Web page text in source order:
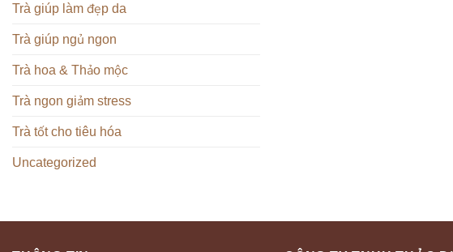
Trà giúp làm đẹp da
Trà giúp ngủ ngon
Trà hoa & Thảo mộc
Trà ngon giảm stress
Trà tốt cho tiêu hóa
Uncategorized